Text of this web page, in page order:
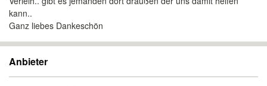
kann..
Ganz liebes Dankeschön
Anbieter